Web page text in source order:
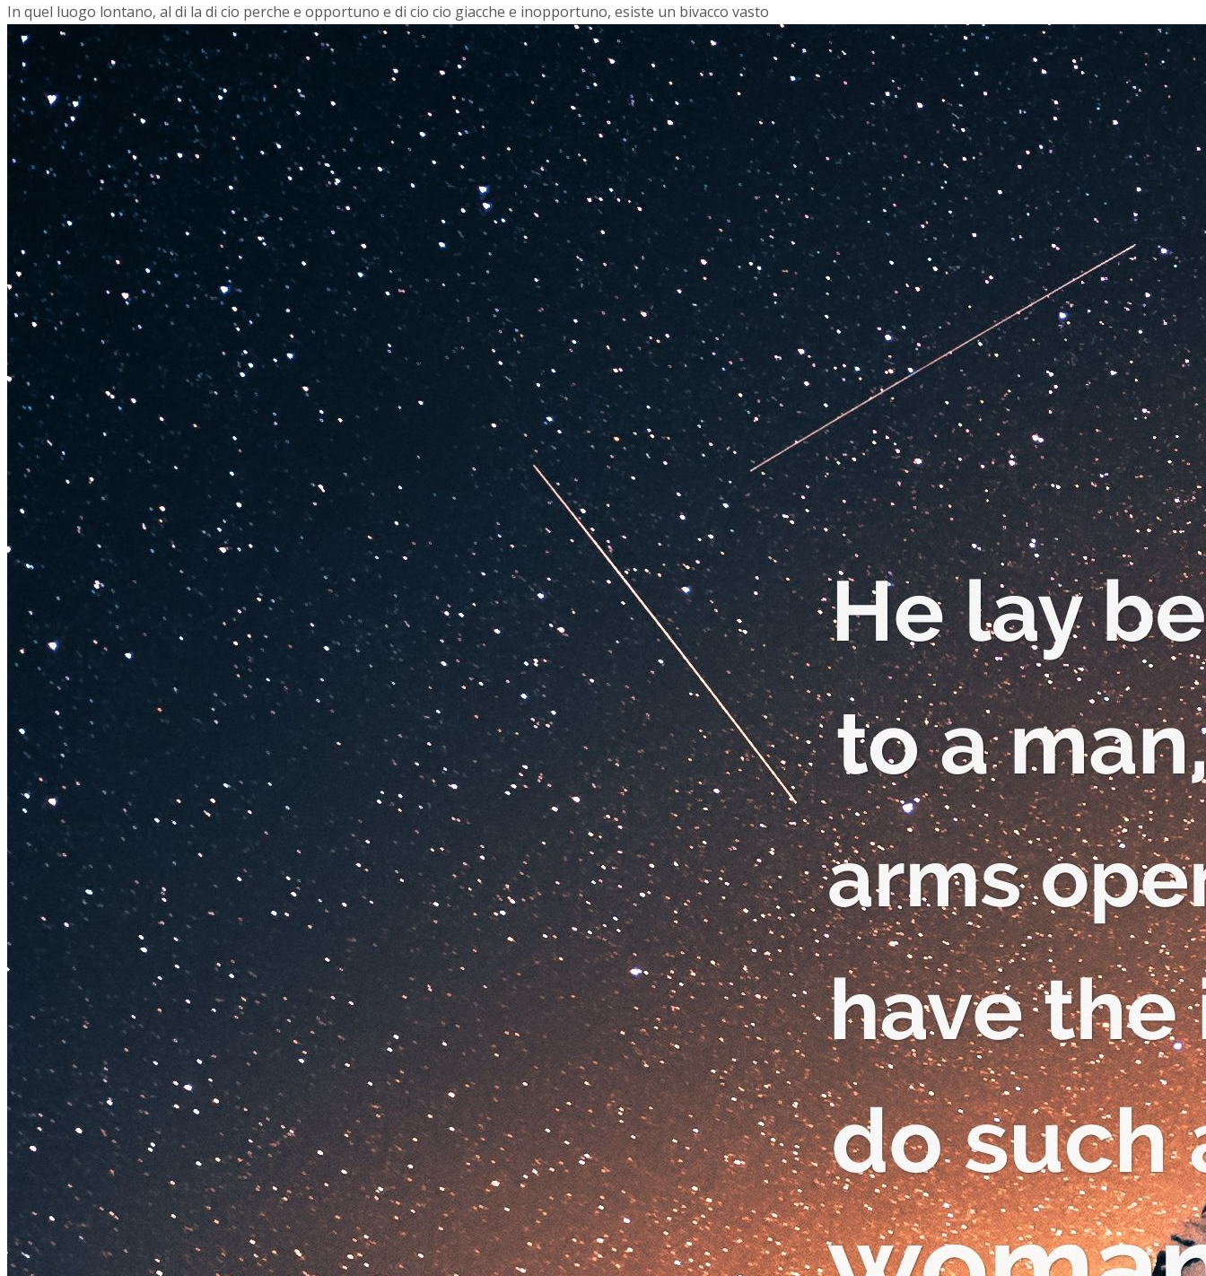
In quel luogo lontano, al di la di cio perche e opportuno e di cio cio giacche e inopportuno, esiste un bivacco vasto